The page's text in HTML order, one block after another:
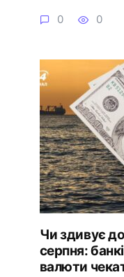
0 0
Чи здивує
серпня:
валюти